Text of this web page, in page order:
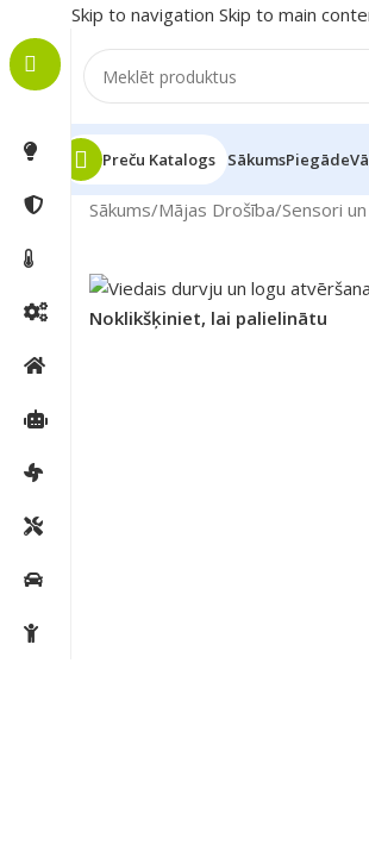
Skip to navigation Skip to main
Preču Katalogs SākumsPiegāde
Sākums/Mājas Drošība/Sensori
Noklikšķiniet, lai palielinātu